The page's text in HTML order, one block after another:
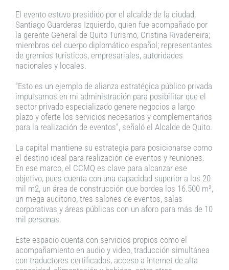
El evento estuvo presidido por el alcalde de la ciudad,
Santiago Guarderas Izquierdo, quien fue acompañado por
la gerente General de Quito Turismo, Cristina Rivadeneira;
miembros del cuerpo diplomático español; representantes
de gremios turísticos, empresariales, autoridades
nacionales y locales.
“Esto es un ejemplo de alianza estratégica público privada
impulsamos en mi administración para posibilitar que el
sector privado especializado genere negocios a largo
plazo y oferte los servicios necesarios y complementarios
para la realización de eventos”, señaló el Alcalde de Quito.
La capital mantiene su estrategia para posicionarse como
el destino ideal para realización de eventos y reuniones.
En ese marco, el CCMQ es clave para alcanzar ese
objetivo, pues cuenta con una capacidad superior a los 20
mil m2, un área de construcción que bordea los 16.500 m²,
un mega auditorio, tres salones de eventos, salas
corporativas y áreas públicas con un aforo para más de 10
mil personas.
Este espacio cuenta con servicios propios como el
acompañamiento en audio y video, traducción simultánea
con traductores certificados, acceso a Internet de alta